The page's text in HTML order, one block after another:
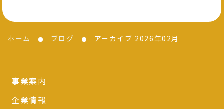
ホーム ブログ アーカイブ 2026年02月
事業案内
企業情報